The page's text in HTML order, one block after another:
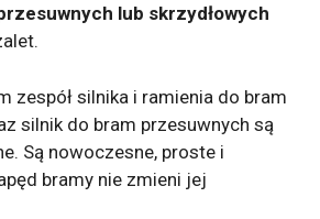
lub skrzydłowych
zespół silnika i ramienia do bram
silnik do bram przesuwnych są
Są nowoczesne, proste i
bramy nie zmieni jej